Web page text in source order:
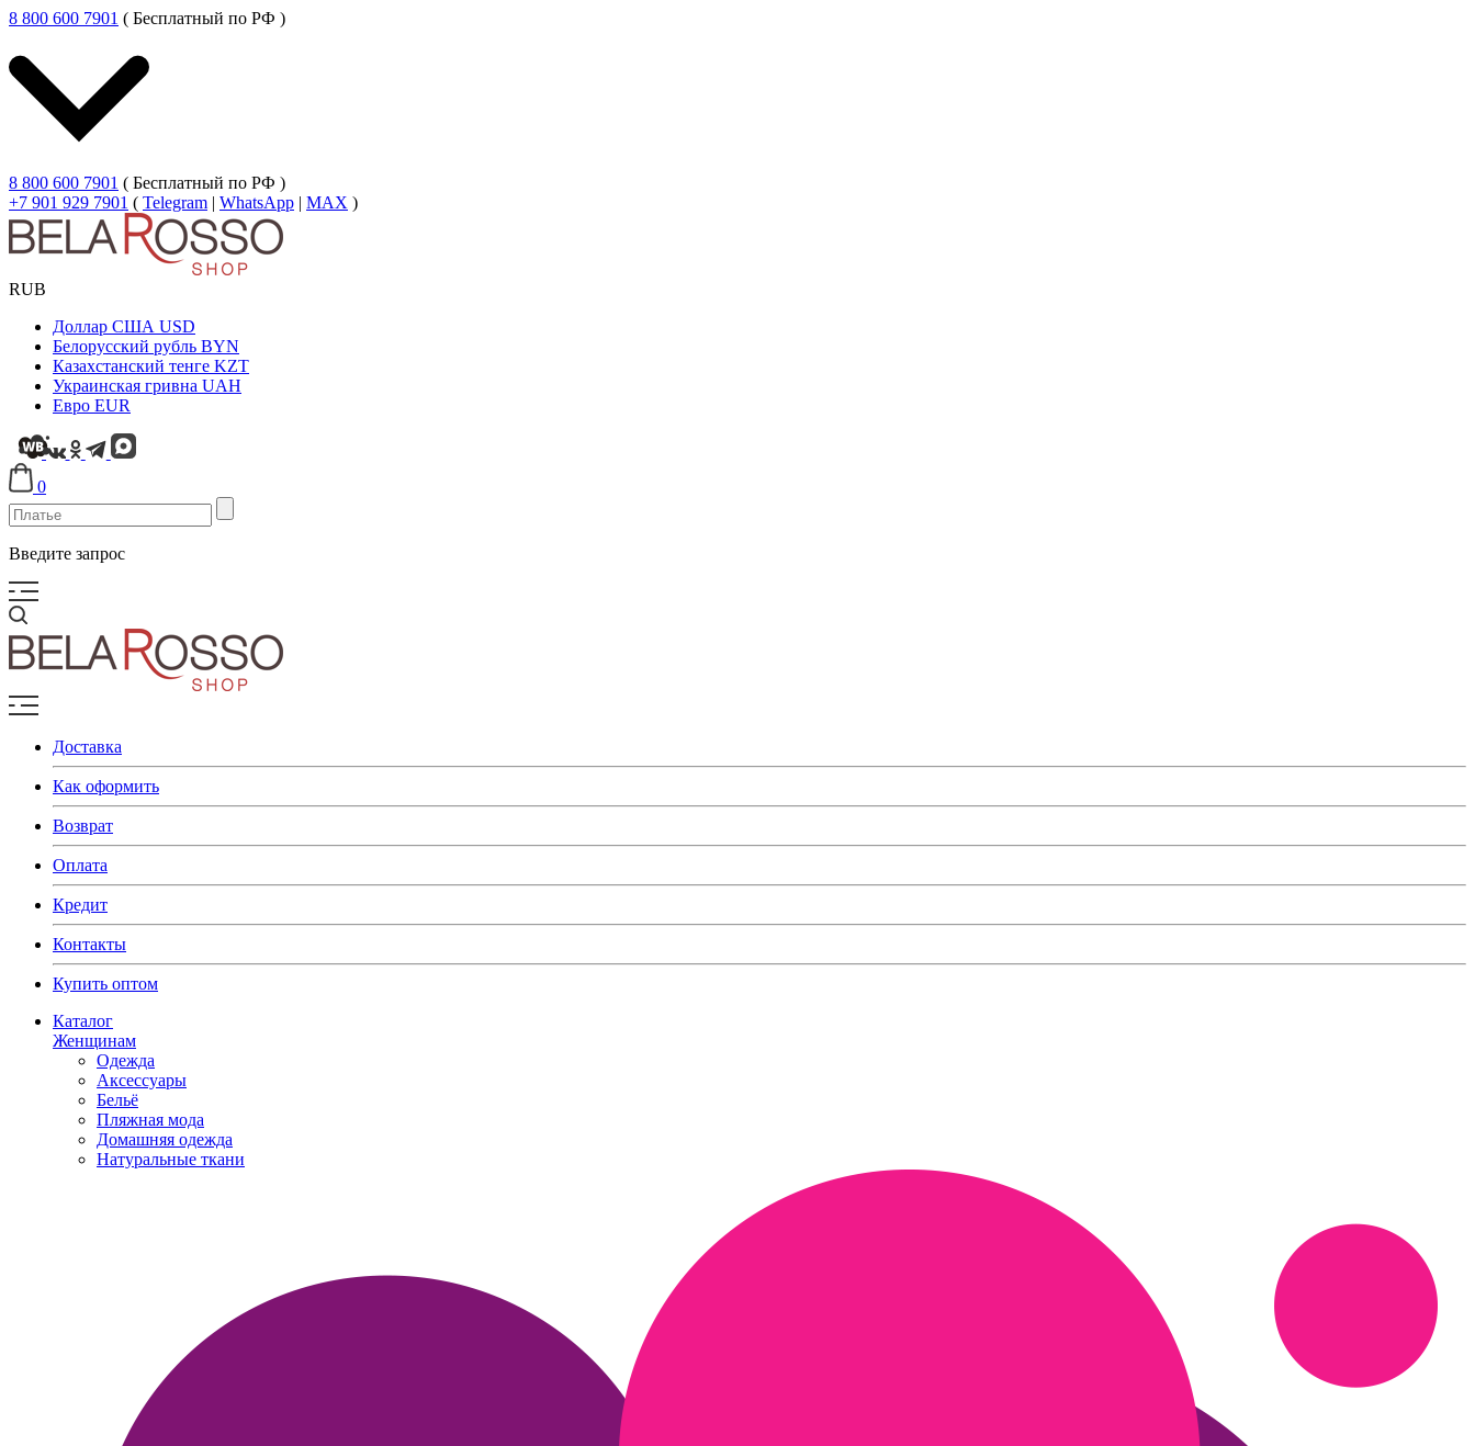
8 800 600 7901 ( Бесплатный по РФ )
8 800 600 7901 ( Бесплатный по РФ )
+7 901 929 7901 ( Telegram | WhatsApp | MAX )
RUB
Доллар США USD
Белорусский рубль BYN
Казахстанский тенге KZT
Украинская гривна UAH
Евро EUR
0
Введите запрос
Доставка
Как оформить
Возврат
Оплата
Кредит
Контакты
Купить оптом
Каталог
Женщинам
Одежда
Аксессуары
Бельё
Пляжная мода
Домашняя одежда
Натуральные ткани